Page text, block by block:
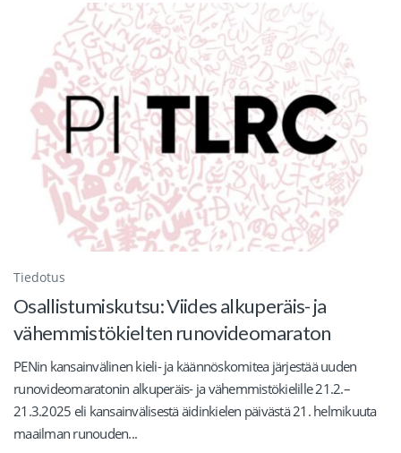
Tiedotus
Osallistumiskutsu: Viides alkuperäis- ja
vähemmistökielten runovideomaraton
PENin kansainvälinen kieli- ja käännöskomitea järjestää uuden
runovideomaratonin alkuperäis- ja vähemmistökielille 21.2.–
21.3.2025 eli kansainvälisestä äidinkielen päivästä 21. helmikuuta
maailman runouden...